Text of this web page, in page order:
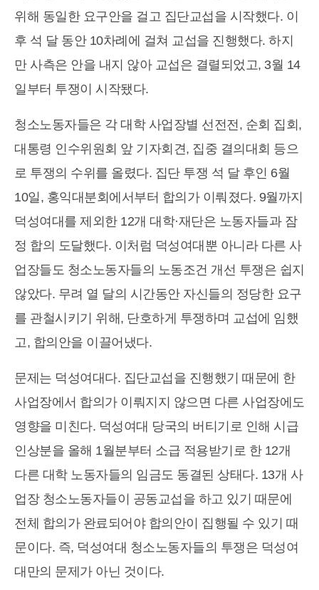
위해 동일한 요구안을 걸고 집단교섭을 시작했다. 이
후 석 달 동안 10차례에 걸쳐 교섭을 진행했다. 하지
만 사측은 안을 내지 않아 교섭은 결렬되었고, 3월 14
일부터 투쟁이 시작됐다.
청소노동자들은 각 대학 사업장별 선전전, 순회 집회,
대통령 인수위원회 앞 기자회견, 집중 결의대회 등으
로 투쟁의 수위를 올렸다. 집단 투쟁 석 달 후인 6월
10일, 홍익대분회에서부터 합의가 이뤄졌다. 9월까지
덕성여대를 제외한 12개 대학·재단은 노동자들과 잠
정 합의 도달했다. 이처럼 덕성여대뿐 아니라 다른 사
업장들도 청소노동자들의 노동조건 개선 투쟁은 쉽지
않았다. 무려 열 달의 시간동안 자신들의 정당한 요구
를 관철시키기 위해, 단호하게 투쟁하며 교섭에 임했
고, 합의안을 이끌어냈다.
문제는 덕성여대다. 집단교섭을 진행했기 때문에 한
사업장에서 합의가 이뤄지지 않으면 다른 사업장에도
영향을 미친다. 덕성여대 당국의 버티기로 인해 시급
인상분을 올해 1월분부터 소급 적용받기로 한 12개
다른 대학 노동자들의 임금도 동결된 상태다. 13개 사
업장 청소노동자들이 공동교섭을 하고 있기 때문에
전체 합의가 완료되어야 합의안이 집행될 수 있기 때
문이다. 즉, 덕성여대 청소노동자들의 투쟁은 덕성여
대만의 문제가 아닌 것이다.